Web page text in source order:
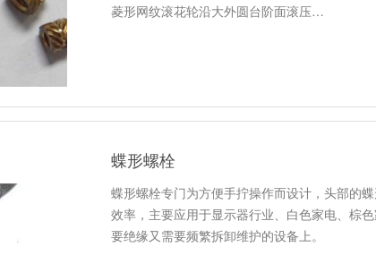
菱形网纹滚花轮沿大外圆台阶面滚压…
蝶形螺栓
蝶形螺栓专门为方便手拧操作而设计，头部的
效率，主要应用于显示器行业、白色家电、棕
要绝缘又需要频繁拆卸维护的设备上。